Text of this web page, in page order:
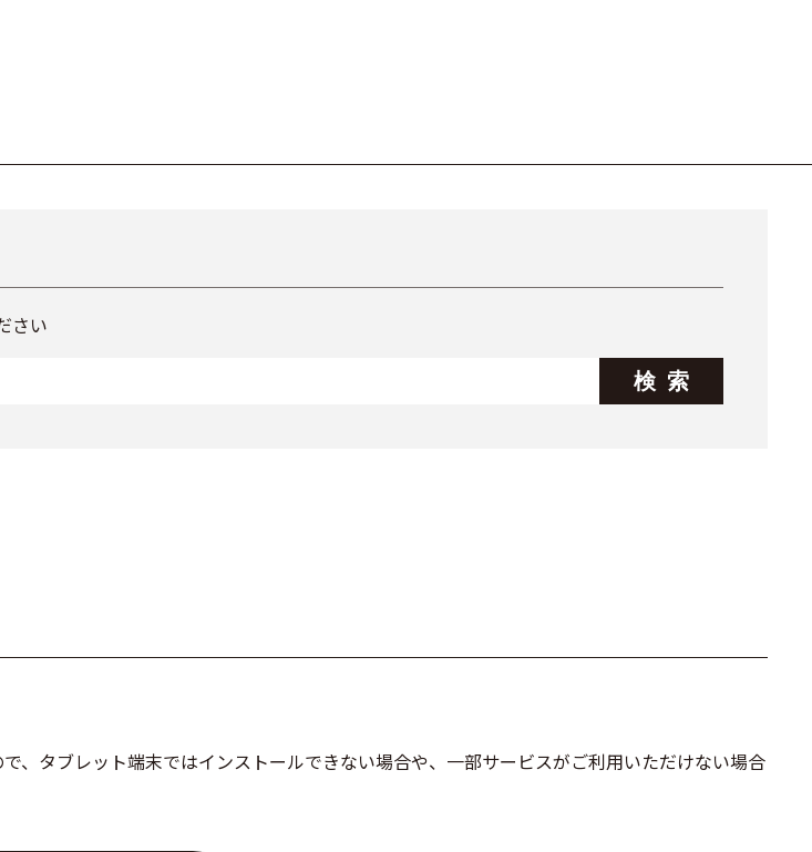
さい
、タブレット端末ではインストールできない場合や、一部サービスがご利用いただけない場合